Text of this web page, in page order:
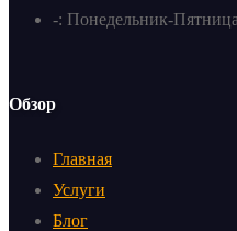
-: Понедельник-
Обзор
Главная
Услуги
Блог